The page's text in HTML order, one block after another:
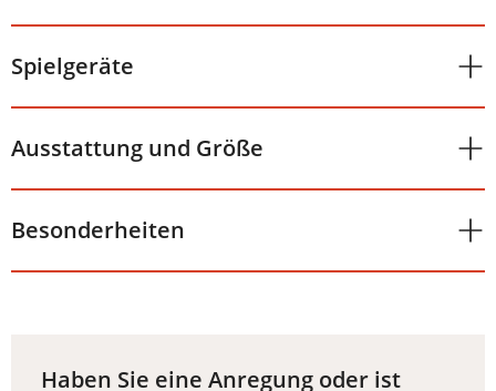
Spielgeräte
Ausstattung und Größe
Besonderheiten
Haben Sie eine Anregung oder ist